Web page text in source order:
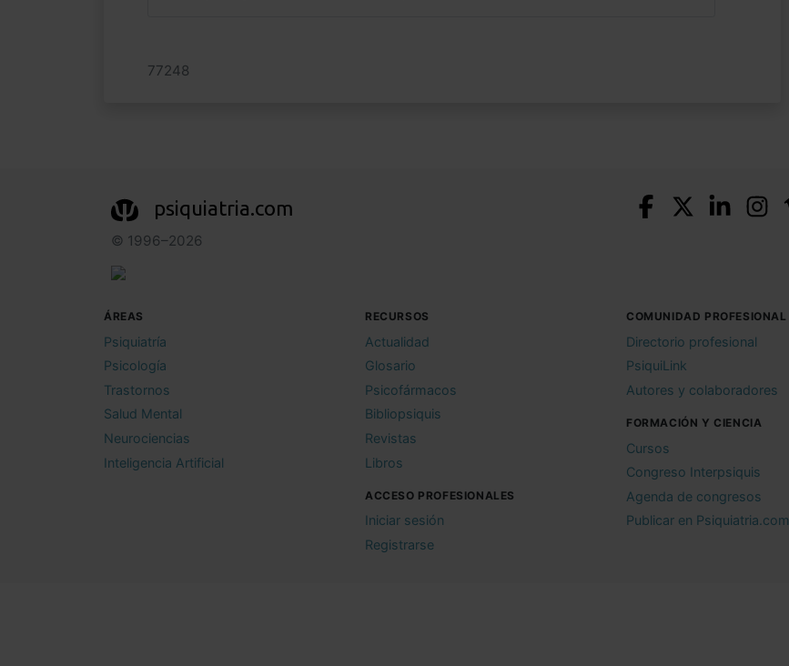
77248
psiquiatria.com
© 1996–2026
ÁREAS
Psiquiatría
Psicología
Trastornos
Salud Mental
Neurociencias
Inteligencia Artificial
RECURSOS
Actualidad
Glosario
Psicofármacos
Bibliopsiquis
Revistas
Libros
ACCESO PROFESIONALES
Iniciar sesión
Registrarse
COMUNIDAD PROFESIONAL
Directorio profesional
PsiquiLink
Autores y colaboradores
FORMACIÓN Y CIENCIA
Cursos
Congreso Interpsiquis
Agenda de congresos
Publicar en Psiquiatria.com